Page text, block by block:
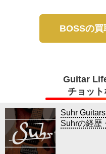
BOSSの買
Guitar
チョット
Suhr
Suhrの経歴